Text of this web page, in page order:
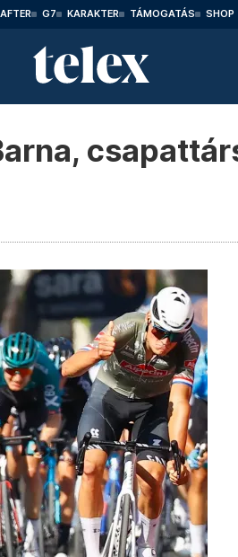
AFTER G7 KARAKTER TÁMOGATÁS SHOP